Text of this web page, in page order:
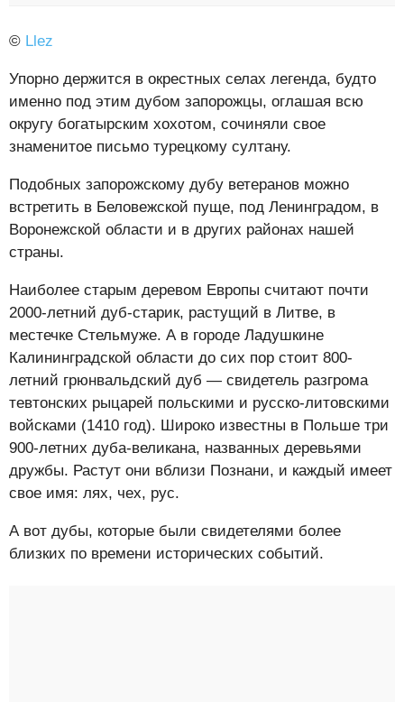
© Llez
Упорно держится в окрестных селах легенда, будто
именно под этим дубом запорожцы, оглашая всю
округу богатырским хохотом, сочиняли свое
знаменитое письмо турецкому султану.
Подобных запорожскому дубу ветеранов можно
встретить в Беловежской пуще, под Ленинградом, в
Воронежской области и в других районах нашей
страны.
Наиболее старым деревом Европы считают почти
2000-летний дуб-старик, растущий в Литве, в
местечке Стельмуже. А в городе Ладушкине
Калининградской области до сих пор стоит 800-
летний грюнвальдский дуб — свидетель разгрома
тевтонских рыцарей польскими и русско-литовскими
войсками (1410 год). Широко известны в Польше три
900-летних дуба-великана, названных деревьями
дружбы. Растут они вблизи Познани, и каждый имеет
свое имя: лях, чех, рус.
А вот дубы, которые были свидетелями более
близких по времени исторических событий.